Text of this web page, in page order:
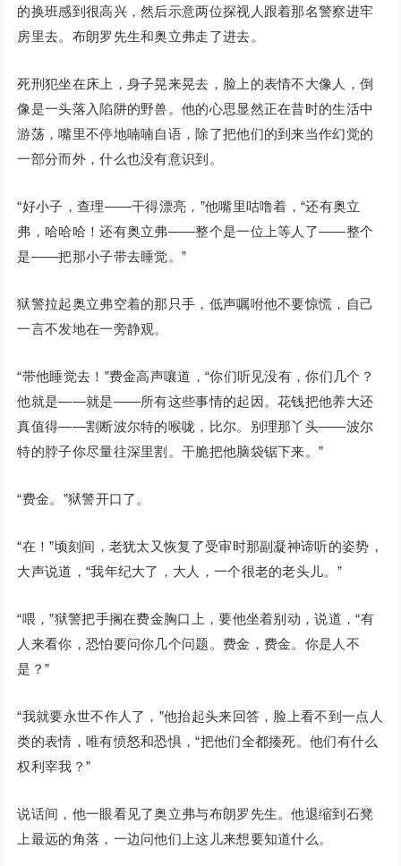
的换班感到很高兴，然后示意两位探视人跟着那名警察进牢
房里去。布朗罗先生和奥立弗走了进去。
死刑犯坐在床上，身子晃来晃去，脸上的表情不大像人，倒
像是一头落入陷阱的野兽。他的心思显然正在昔时的生活中
游荡，嘴里不停地喃喃自语，除了把他们的到来当作幻觉的
一部分而外，什么也没有意识到。
“好小子，查理——干得漂亮，”他嘴里咕噜着，“还有奥立
弗，哈哈哈！还有奥立弗——整个是一位上等人了——整个
是——把那小子带去睡觉。”
狱警拉起奥立弗空着的那只手，低声嘱咐他不要惊慌，自己
一言不发地在一旁静观。
“带他睡觉去！”费金高声嚷道，“你们听见没有，你们几个？
他就是——就是——所有这些事情的起因。花钱把他养大还
真值得——割断波尔特的喉咙，比尔。别理那丫头——波尔
特的脖子你尽量往深里割。干脆把他脑袋锯下来。”
“费金。”狱警开口了。
“在！”顷刻间，老犹太又恢复了受审时那副凝神谛听的姿势，
大声说道，“我年纪大了，大人，一个很老的老头儿。”
“喂，”狱警把手搁在费金胸口上，要他坐着别动，说道，“有
人来看你，恐怕要问你几个问题。费金，费金。你是人不
是？”
“我就要永世不作人了，”他抬起头来回答，脸上看不到一点人
类的表情，唯有愤怒和恐惧，“把他们全都揍死。他们有什么
权利宰我？”
说话间，他一眼看见了奥立弗与布朗罗先生。他退缩到石凳
上最远的角落，一边问他们上这儿来想要知道什么。